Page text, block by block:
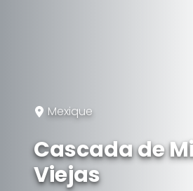
Mexique
Cascada de
Viejas